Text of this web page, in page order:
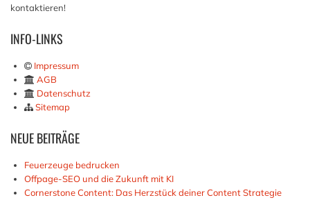
kontaktieren!
INFO-LINKS
Impressum
AGB
Datenschutz
Sitemap
NEUEBEITRÄGE
Feuerzeuge bedrucken
Offpage-SEO und die Zukunft mit KI
Cornerstone Content: Das Herzstück deiner Content Strategie